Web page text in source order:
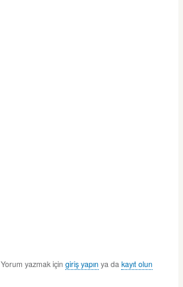
Yorum yazmak içingiriş yapın ya dakayıt olun